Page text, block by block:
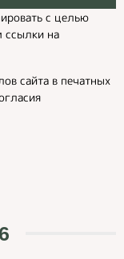
с целью
ссылки на
сайта в печатных